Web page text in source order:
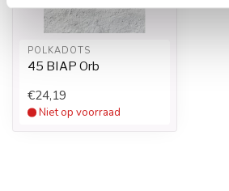
POLKADOTS
45 BIAP Orb
€24,19
Niet op voorraad